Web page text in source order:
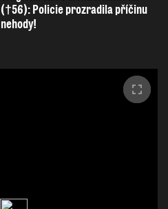
(†56): Policie prozradila příčinu
nehody!